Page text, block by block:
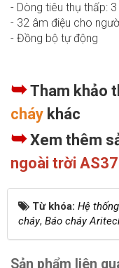
- Dòng tiêu thụ thấp:
- 32 âm điệu cho
- Đồng bộ tự động
➥Tham khảo
cháy khác
➥Xem thêm
ngoài trời
Từ khóa: Hệ
cháy, Báo cháy
Sản phẩm liên